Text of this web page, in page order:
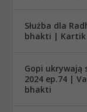
Służba dla
bhakti | Kartik
Gopi ukrywają
2024 ep.74 |
bhakti